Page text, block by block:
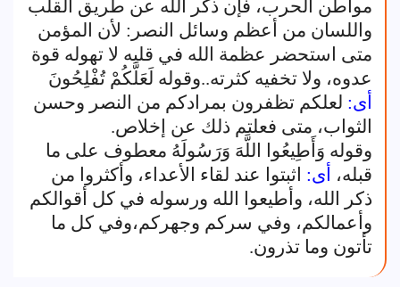
مواطن الحرب، فإن ذكر الله عن طريق القلب
واللسان من أعظم وسائل النصر: لأن المؤمن
متى استحضر عظمة الله في قلبه لا تهوله قوة
عدوه، ولا تخفيه كثرته..وقوله لَعَلَّكُمْ تُفْلِحُونَ
أى: لعلكم تظفرون بمرادكم من النصر وحسن
الثواب، متى فعلتم ذلك عن إخلاص.
وقوله وَأَطِيعُوا اللَّهَ وَرَسُولَهُ معطوف على ما
قبله، أى: اثبتوا عند لقاء الأعداء، وأكثروا من
ذكر الله، وأطيعوا الله ورسوله في كل أقوالكم
وأعمالكم، وفي سركم وجهركم،وفي كل ما
تأتون وما تذرون.